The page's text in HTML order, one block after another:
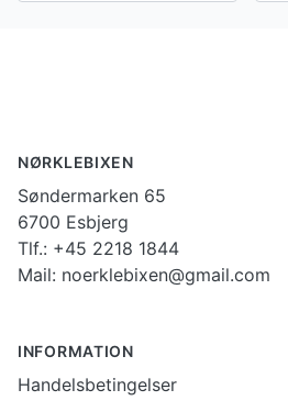
NØRKLEBIXEN
Søndermarken 65
6700 Esbjerg
Tlf.: +45 2218 1844
Mail: noerklebixen@gmail.com
INFORMATION
Handelsbetingelser